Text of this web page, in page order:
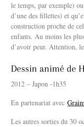
le temps, par exemple)
d’une des fillettes) et
construction proche de
enfants. Au moins les
d’avoir peur. Attention,
Dessin animé de
2012 – Japon -1h35
En partenariat avec
Les autres sorties du 30